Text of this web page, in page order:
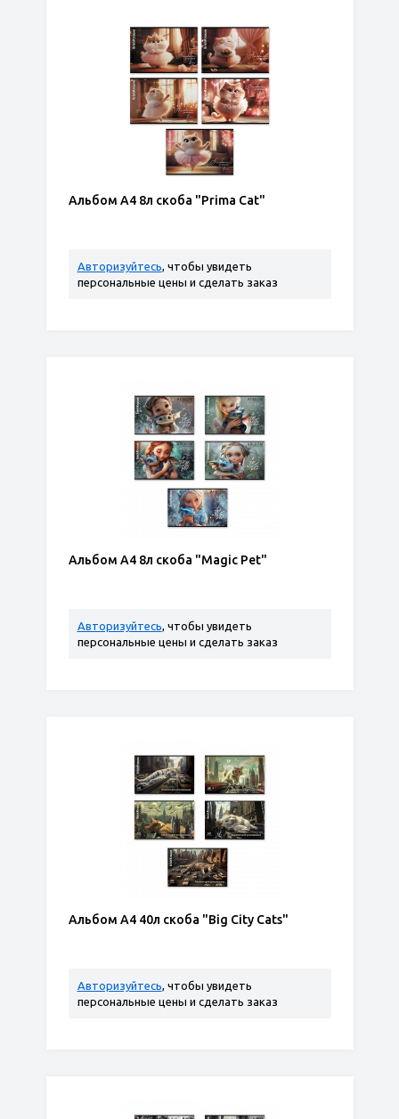
Альбом А4 8л скоба "Prima Cat"
Авторизуйтесь, чтобы увидеть
персональные цены и сделать заказ
Альбом А4 8л скоба "Magic Pet"
Авторизуйтесь, чтобы увидеть
персональные цены и сделать заказ
Альбом А4 40л скоба "Big City Cats"
Авторизуйтесь, чтобы увидеть
персональные цены и сделать заказ